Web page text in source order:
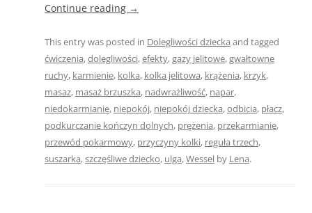
Continue reading →
This entry was posted in Dolegliwości dziecka and tagged
ćwiczenia,dolegliwości,efekty,gazy jelitowe,gwałtowne
ruchy, karmienie, kolka, kolka jelitowa, krążenia, krzyk,
masaz, masaż brzuszka, nadwrażliwość, napar,
niedokarmianie, niepokój, niepokój dziecka,odbicia, płacz,
podkurczanie kończyn dolnych, prężenia, przekarmianie,
przewód pokarmowy, przyczyny kolki, reguła trzech,
suszarka,szczęśliwe dziecko, ulga,Wessel by Lena.